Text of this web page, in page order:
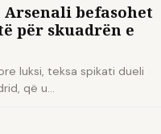
Arsenali befasohet
për skuadrën e
luksi, teksa spikati dueli
që u…